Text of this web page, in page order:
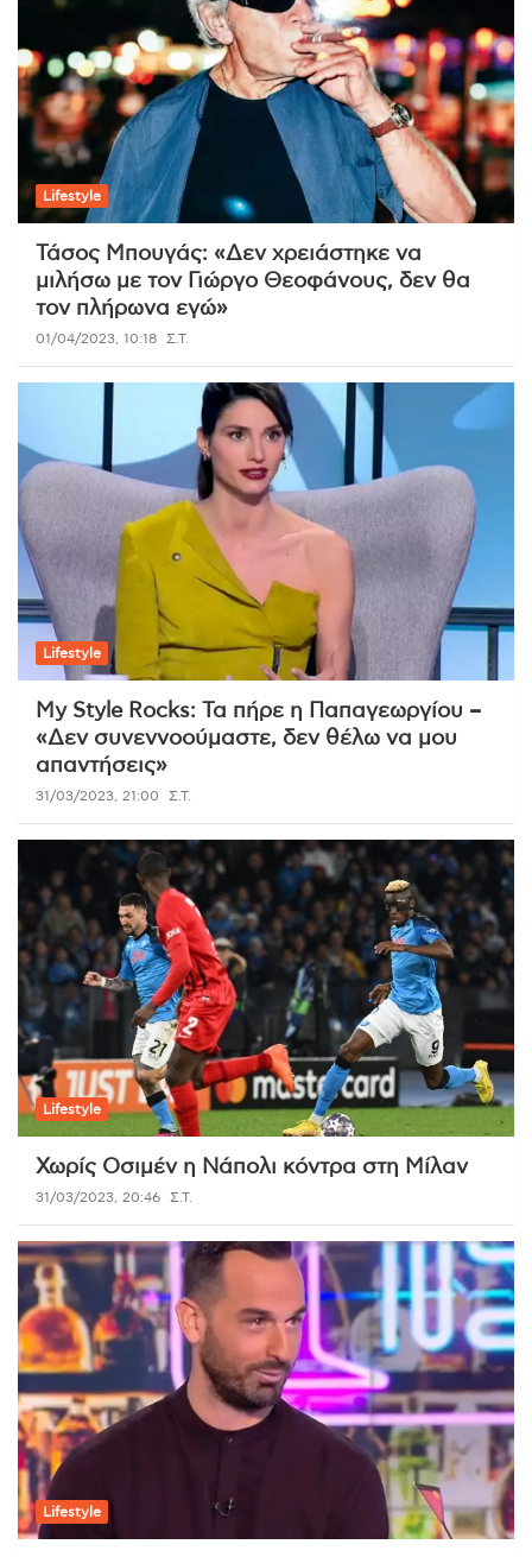
Lifestyle
Τάσος Μπουγάς: «Δεν χρειάστηκε να
μιλήσω με τον Γιώργο Θεοφάνους, δεν θα
τον πλήρωνα εγώ»
01/04/2023, 10:18 Σ.Τ.
Lifestyle
My Style Rocks: Τα πήρε η Παπαγεωργίου –
«Δεν συνεννοούμαστε, δεν θέλω να μου
απαντήσεις»
31/03/2023, 21:00 Σ.Τ.
Lifestyle
Χωρίς Οσιμέν η Νάπολι κόντρα στη Μίλαν
31/03/2023, 20:46 Σ.Τ.
Lifestyle